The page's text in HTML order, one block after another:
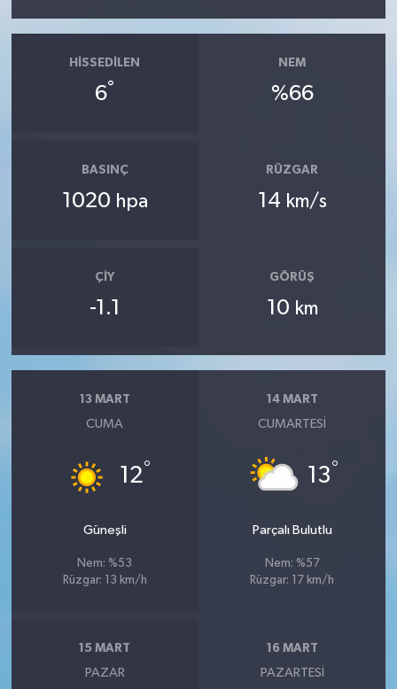
HISSEDILEN
6°
NEM
%66
BASINÇ
1020 hpa
RÜZGAR
14 km/s
ÇIY
-1.1
GÖRÜŞ
10 km
13 MART
CUMA
12°
Güneşli
Nem: %53
Rüzgar: 13 km/h
14 MART
CUMARTESI
13°
Parçalı Bulutlu
Nem: %57
Rüzgar: 17 km/h
15 MART
PAZAR
16 MART
PAZARTESI